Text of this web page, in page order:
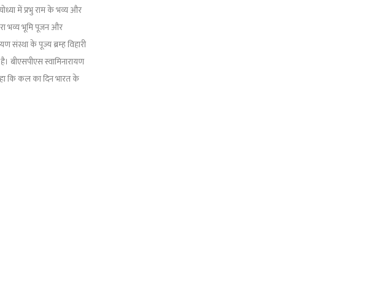
में प्रभु राम के भव्य और
भव्य भूमि पूजन और
संस्था के पूज्य ब्रम्ह विहारी
बीएसपीएस स्वामिनारायण
कि कल का दिन भारत के